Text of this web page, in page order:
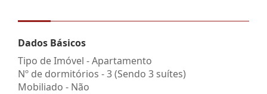
Dados Básicos
Tipo de Imóvel - Apartamento
Nº de dormitórios - 3 (Sendo 3 suítes)
Mobiliado - Não